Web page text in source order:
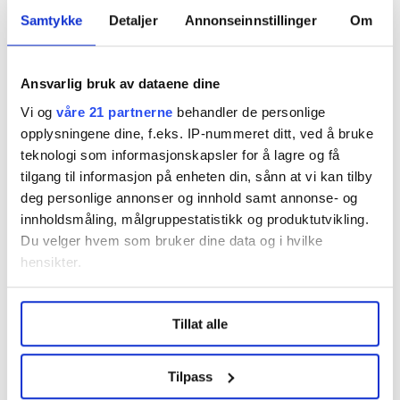
Samtykke Detaljer Annonseinnstillinger Om
Ansvarlig bruk av dataene dine
Vi og våre 21 partnerne behandler de personlige
opplysningene dine, f.eks. IP-nummeret ditt, ved å bruke
teknologi som informasjonskapsler for å lagre og få
tilgang til informasjon på enheten din, sånn at vi kan tilby
deg personlige annonser og innhold samt annonse- og
innholdsmåling, målgruppestatistikk og produktutvikling.
Du velger hvem som bruker dine data og i hvilke
hensikter.
Undermer infokan du lese om hvordan dine personlige
data behandles og hvordan du kan velge hvordan de skal
brukes. Du kan hele tiden endre eller trekke tilbake ditt
samtykke fra erklæringen om informasjonskapsler.
Tillat alle
Tilpass
Regionleder Region Indre Øst
Moelv
Flere saker